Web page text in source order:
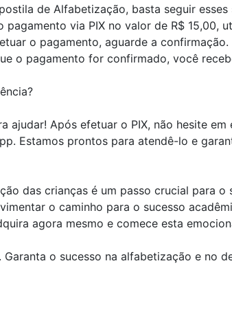
de Alfabetização, basta seguir esses
pagamento via PIX no valor de R$
o pagamento, aguarde a confirmação.
o pagamento for confirmado, você
ajudar! Após efetuar o PIX, não hesite
Estamos prontos para atendê-lo e
das crianças é um passo crucial para
o caminho para o sucesso
agora mesmo e comece esta
Garanta o sucesso na alfabetização e no